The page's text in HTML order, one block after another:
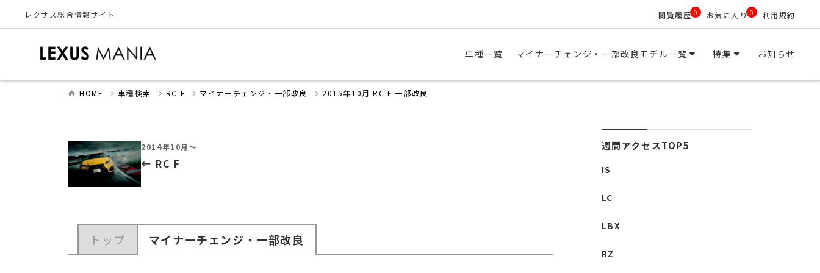
レクサス総合情報サイト 閲覧履歴 0 お気に入り 0 利用規約
車種一覧 マイナーチェンジ・一部改良モデル一覧 特集 お知らせ
HOME 車種検索 RC F マイナーチェンジ・一部改良 2015年10月 RC F 一部改良
2014年10月～
RC F
トップ マイナーチェンジ・一部改良
週間アクセスTOP5
IS
LC
LBX
RZ